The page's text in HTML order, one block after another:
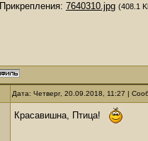
Прикрепления: 7640310.jpg (408.1
Дата: Четверг, 20.09.2018, 11:27 |
Красавишна, Птица!